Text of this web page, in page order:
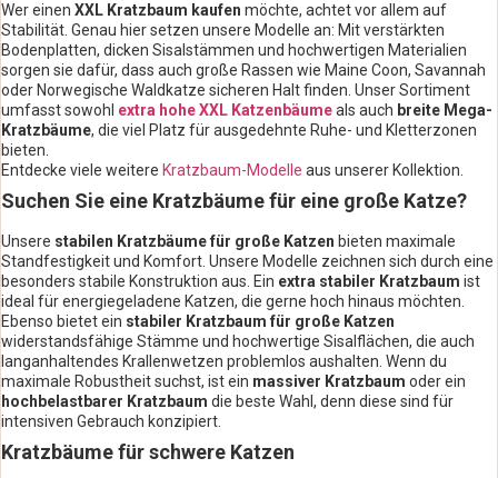
Wer einen XXL Kratzbaum kaufen möchte, achtet vor allem auf
Stabilität. Genau hier setzen unsere Modelle an: Mit verstärkten
Bodenplatten, dicken Sisalstämmen und hochwertigen Materialien
sorgen sie dafür, dass auch große Rassen wie Maine Coon, Savannah
oder Norwegische Waldkatze sicheren Halt finden. Unser Sortiment
umfasst sowohl extra hohe XXL Katzenbäumeals auch breite Mega-
Kratzbäume, die viel Platz für ausgedehnte Ruhe- und Kletterzonen
bieten.
Entdecke viele weitere Kratzbaum-Modelle aus unserer Kollektion.
Suchen Sie eine Kratzbäume für eine große Katze?
Unsere stabilen Kratzbäume für große Katzen bieten maximale
Standfestigkeit und Komfort. Unsere Modelle zeichnen sich durch eine
besonders stabile Konstruktion aus. Ein extra stabiler Kratzbaum ist
ideal für energiegeladene Katzen, die gerne hoch hinaus möchten.
Ebenso bietet ein stabiler Kratzbaum für große Katzen
widerstandsfähige Stämme und hochwertige Sisalflächen, die auch
langanhaltendes Krallenwetzen problemlos aushalten. Wenn du
maximale Robustheit suchst, ist ein massiver Kratzbaum oder ein
hochbelastbarer Kratzbaum die beste Wahl, denn diese sind für
intensiven Gebrauch konzipiert.
Kratzbäume für schwere Katzen